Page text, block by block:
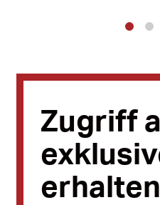
Zugriff
erhalten